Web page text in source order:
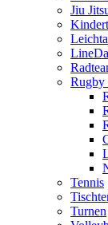
Jiu
Tennis
Turnen